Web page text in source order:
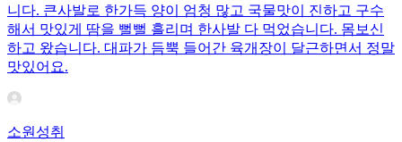
니다. 큰사발로 한가득 양이 엄청 많고 국물맛이 진하고 구수
해서 맛있게 땀을 뻘뻘 흘리며 한사발 다 먹었습니다. 몸보신
하고 왔습니다. 대파가 듬뿍 들어간 육개장이 달근하면서 정말
맛있어요.
소원성취